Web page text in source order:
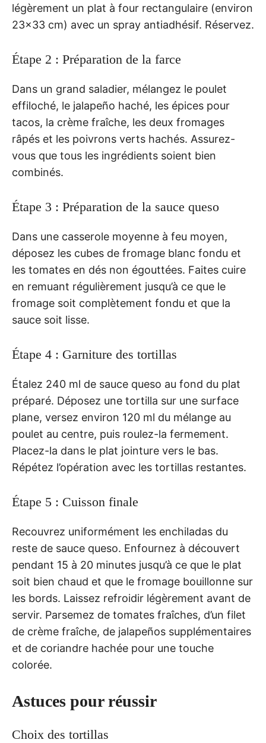
légèrement un plat à four rectangulaire (environ
23×33 cm) avec un spray antiadhésif. Réservez.
Étape 2 : Préparation de la farce
Dans un grand saladier, mélangez le poulet
effiloché, le jalapeño haché, les épices pour
tacos, la crème fraîche, les deux fromages
râpés et les poivrons verts hachés. Assurez-
vous que tous les ingrédients soient bien
combinés.
Étape 3 : Préparation de la sauce queso
Dans une casserole moyenne à feu moyen,
déposez les cubes de fromage blanc fondu et
les tomates en dés non égouttées. Faites cuire
en remuant régulièrement jusqu’à ce que le
fromage soit complètement fondu et que la
sauce soit lisse.
Étape 4 : Garniture des tortillas
Étalez 240 ml de sauce queso au fond du plat
préparé. Déposez une tortilla sur une surface
plane, versez environ 120 ml du mélange au
poulet au centre, puis roulez-la fermement.
Placez-la dans le plat jointure vers le bas.
Répétez l’opération avec les tortillas restantes.
Étape 5 : Cuisson finale
Recouvrez uniformément les enchiladas du
reste de sauce queso. Enfournez à découvert
pendant 15 à 20 minutes jusqu’à ce que le plat
soit bien chaud et que le fromage bouillonne sur
les bords. Laissez refroidir légèrement avant de
servir. Parsemez de tomates fraîches, d’un filet
de crème fraîche, de jalapeños supplémentaires
et de coriandre hachée pour une touche
colorée.
Astuces pour réussir
Choix des tortillas